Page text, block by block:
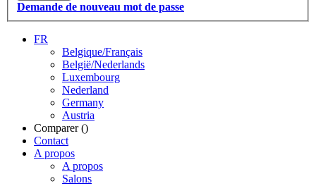
Demande de nouveau mot de passe
FR
Belgique/Français
België/Nederlands
Luxembourg
Nederland
Germany
Austria
Comparer ()
Contact
A propos
A propos
Salons